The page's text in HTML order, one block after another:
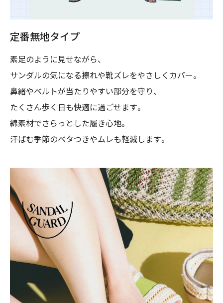
定番無地タイプ
素足のように見せながら、
サンダルの気になる擦れや靴ズレをやさしくカバー。
鼻緒やベルトが当たりやすい部分を守り、
たくさん歩く日も快適に過ごせます。
綿素材でさらっとした履き心地。
汗ばむ季節のベタつきやムレも軽減します。